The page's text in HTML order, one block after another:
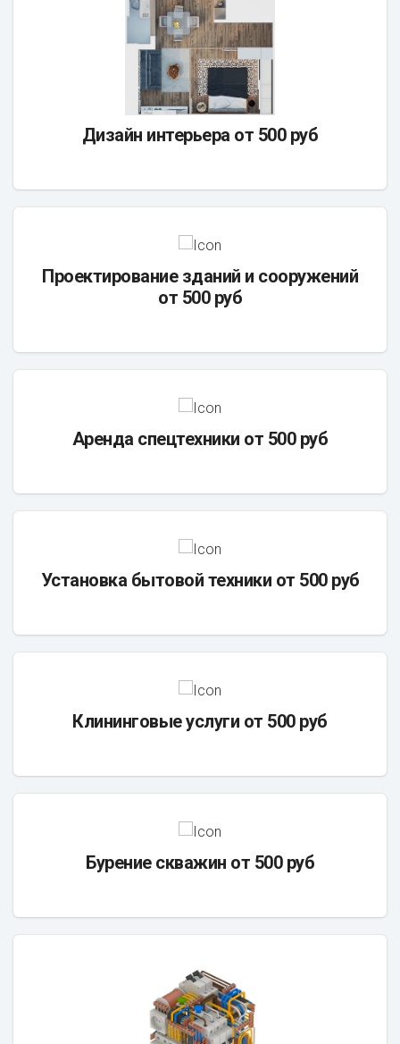
Дизайн интерьера от 500 руб
Проектирование зданий и сооружений
от 500 руб
Аренда спецтехники от 500 руб
Установка бытовой техники от 500 руб
Клининговые услуги от 500 руб
Бурение скважин от 500 руб